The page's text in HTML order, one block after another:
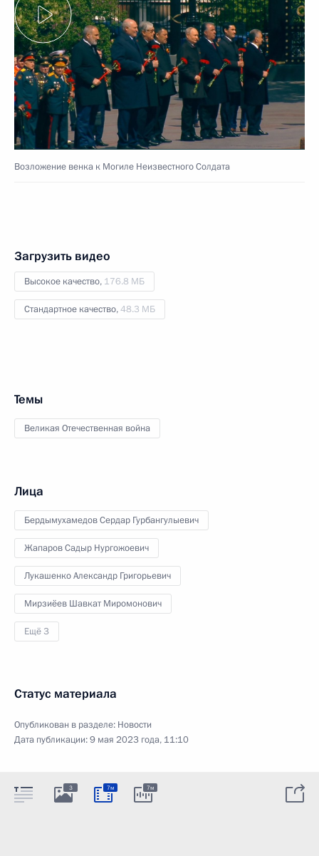
Возложение венка к Могиле Неизвестного Солдата
Загрузить видео
Высокое качество, 176.8 МБ
Стандартное качество,48.3 МБ
Темы
Великая Отечественная война
Лица
Бердымухамедов Сердар Гурбангулыевич
Жапаров Садыр Нургожоевич
Лукашенко Александр Григорьевич
Мирзиёев Шавкат Миромонович
Ещё 3
Статус материала
Опубликован в разделе: Новости
Дата публикации:9 мая 2023 года, 11:10
3 7м 7м